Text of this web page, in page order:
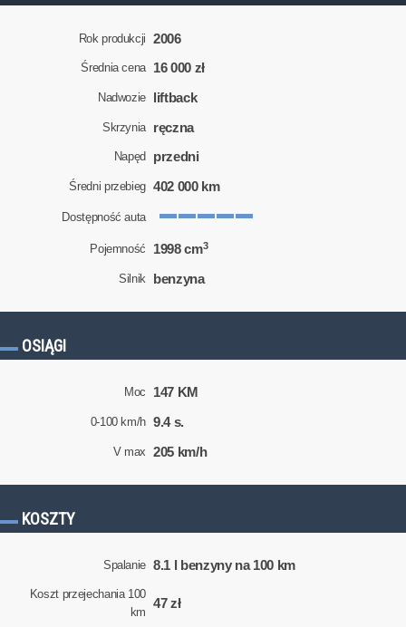
Rok produkcji 2006
Średnia cena 16 000 zł
Nadwozie liftback
Skrzynia ręczna
Napęd przedni
Średni przebieg 402 000 km
Dostępność auta
Pojemność 1998 cm3
Silnik benzyna
OSIĄGI
Moc 147 KM
0-100 km/h 9.4 s.
V max 205 km/h
KOSZTY
Spalanie 8.1 l benzyny na 100 km
Koszt przejechania 100
km
47 zł